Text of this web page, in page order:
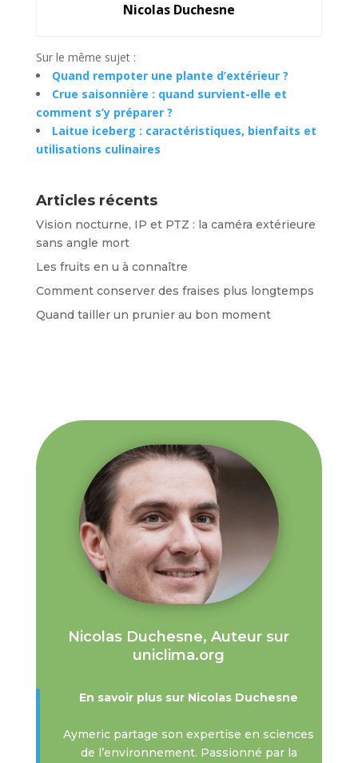
Nicolas Duchesne
Sur le même sujet :
Quand rempoter une plante d’extérieur ?
Crue saisonnière : quand survient-elle et
comment s’y préparer ?
Laitue iceberg : caractéristiques, bienfaits et
utilisations culinaires
Articles récents
Vision nocturne, IP et PTZ : la caméra extérieure
sans angle mort
Les fruits en u à connaître
Comment conserver des fraises plus longtemps
Quand tailler un prunier au bon moment
Nicolas Duchesne, Auteur sur
uniclima.org
En savoir plus sur Nicolas Duchesne
Aymeric partage son expertise en sciences
de l’environnement. Passionné par la